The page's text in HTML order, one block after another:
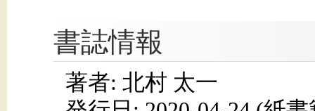
書誌情報
著者: 北村 太一